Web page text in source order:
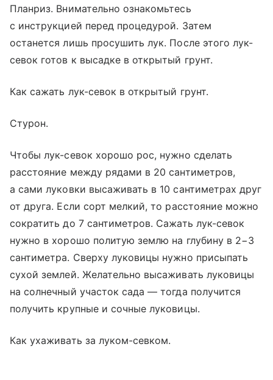
Планриз. Внимательно ознакомьтесь
с инструкцией перед процедурой. Затем
останется лишь просушить лук. После этого лук-
севок готов к высадке в открытый грунт.
Как сажать лук-севок в открытый грунт.
Стурон.
Чтобы лук-севок хорошо рос, нужно сделать
расстояние между рядами в 20 сантиметров,
а сами луковки высаживать в 10 сантиметрах друг
от друга. Если сорт мелкий, то расстояние можно
сократить до 7 сантиметров. Сажать лук-севок
нужно в хорошо политую землю на глубину в 2−3
сантиметра. Сверху луковицы нужно присыпать
сухой землей. Желательно высаживать луковицы
на солнечный участок сада — тогда получится
получить крупные и сочные луковицы.
Как ухаживать за луком-севком.